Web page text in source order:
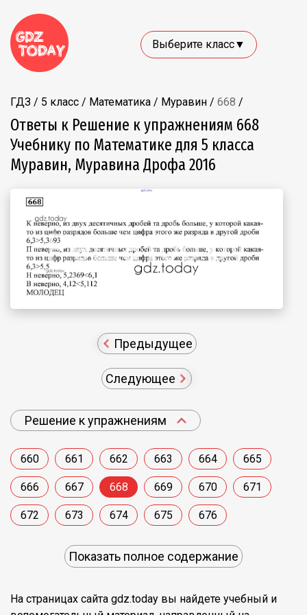
Выберите класс▼
ГДЗ / 5 класс / Математика / Муравин / 668 /
Ответы к Решение к упражнениям 668
Учебнику по Математике для 5 класса
Муравин, Муравина Дрофа 2016
Предыдущее
Следующее
Решение к упражнениям
660 661 662 663 664 665
666 667 668 669 670 671
672 673 674 675 676
Показать полное содержание
На страницах сайта gdz.today вы найдете учебный и